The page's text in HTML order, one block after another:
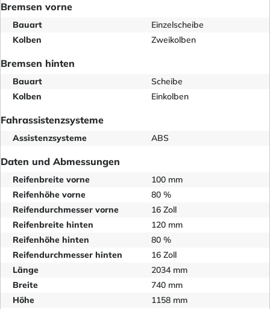
Bremsen vorne
Bauart
Einzelscheibe
Kolben
Zweikolben
Bremsen hinten
Bauart
Scheibe
Kolben
Einkolben
Fahrassistenzsysteme
Assistenzsysteme ABS
Daten und Abmessungen
Reifenbreite vorne
100 mm
Reifenhöhe vorne
80 %
Reifendurchmesser vorne
16 Zoll
Reifenbreite hinten
120 mm
Reifenhöhe hinten
80 %
Reifendurchmesser hinten
16 Zoll
Länge
2034 mm
Breite
740 mm
Höhe
1158 mm